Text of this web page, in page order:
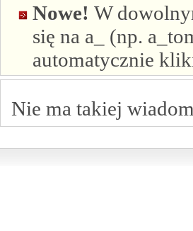
Nowe! W
się na a_ (np.
automatycznie
Nie ma takiej